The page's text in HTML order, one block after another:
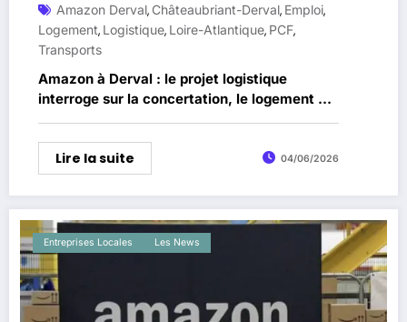
Amazon Derval, Châteaubriant-Derval, Emploi,
Logement, Logistique, Loire-Atlantique, PCF,
Transports
Amazon à Derval : le projet logistique
interroge sur la concertation, le logement et
les transports
Lire la suite 04/06/2026
Entreprises Locales Les News